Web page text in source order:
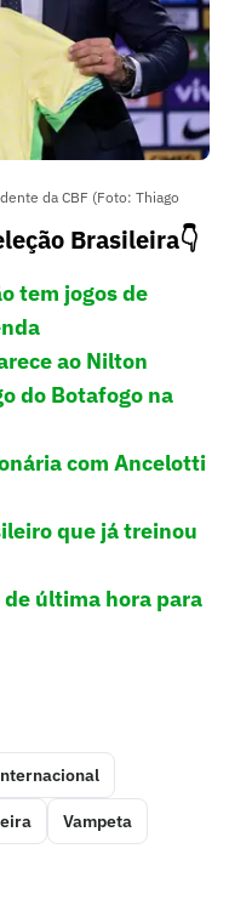
da CBF (Foto: Thiago
Brasileira👇
tem jogos de
ao Nilton
do Botafogo na
com Ancelotti
que já treinou
última hora para
Vampeta